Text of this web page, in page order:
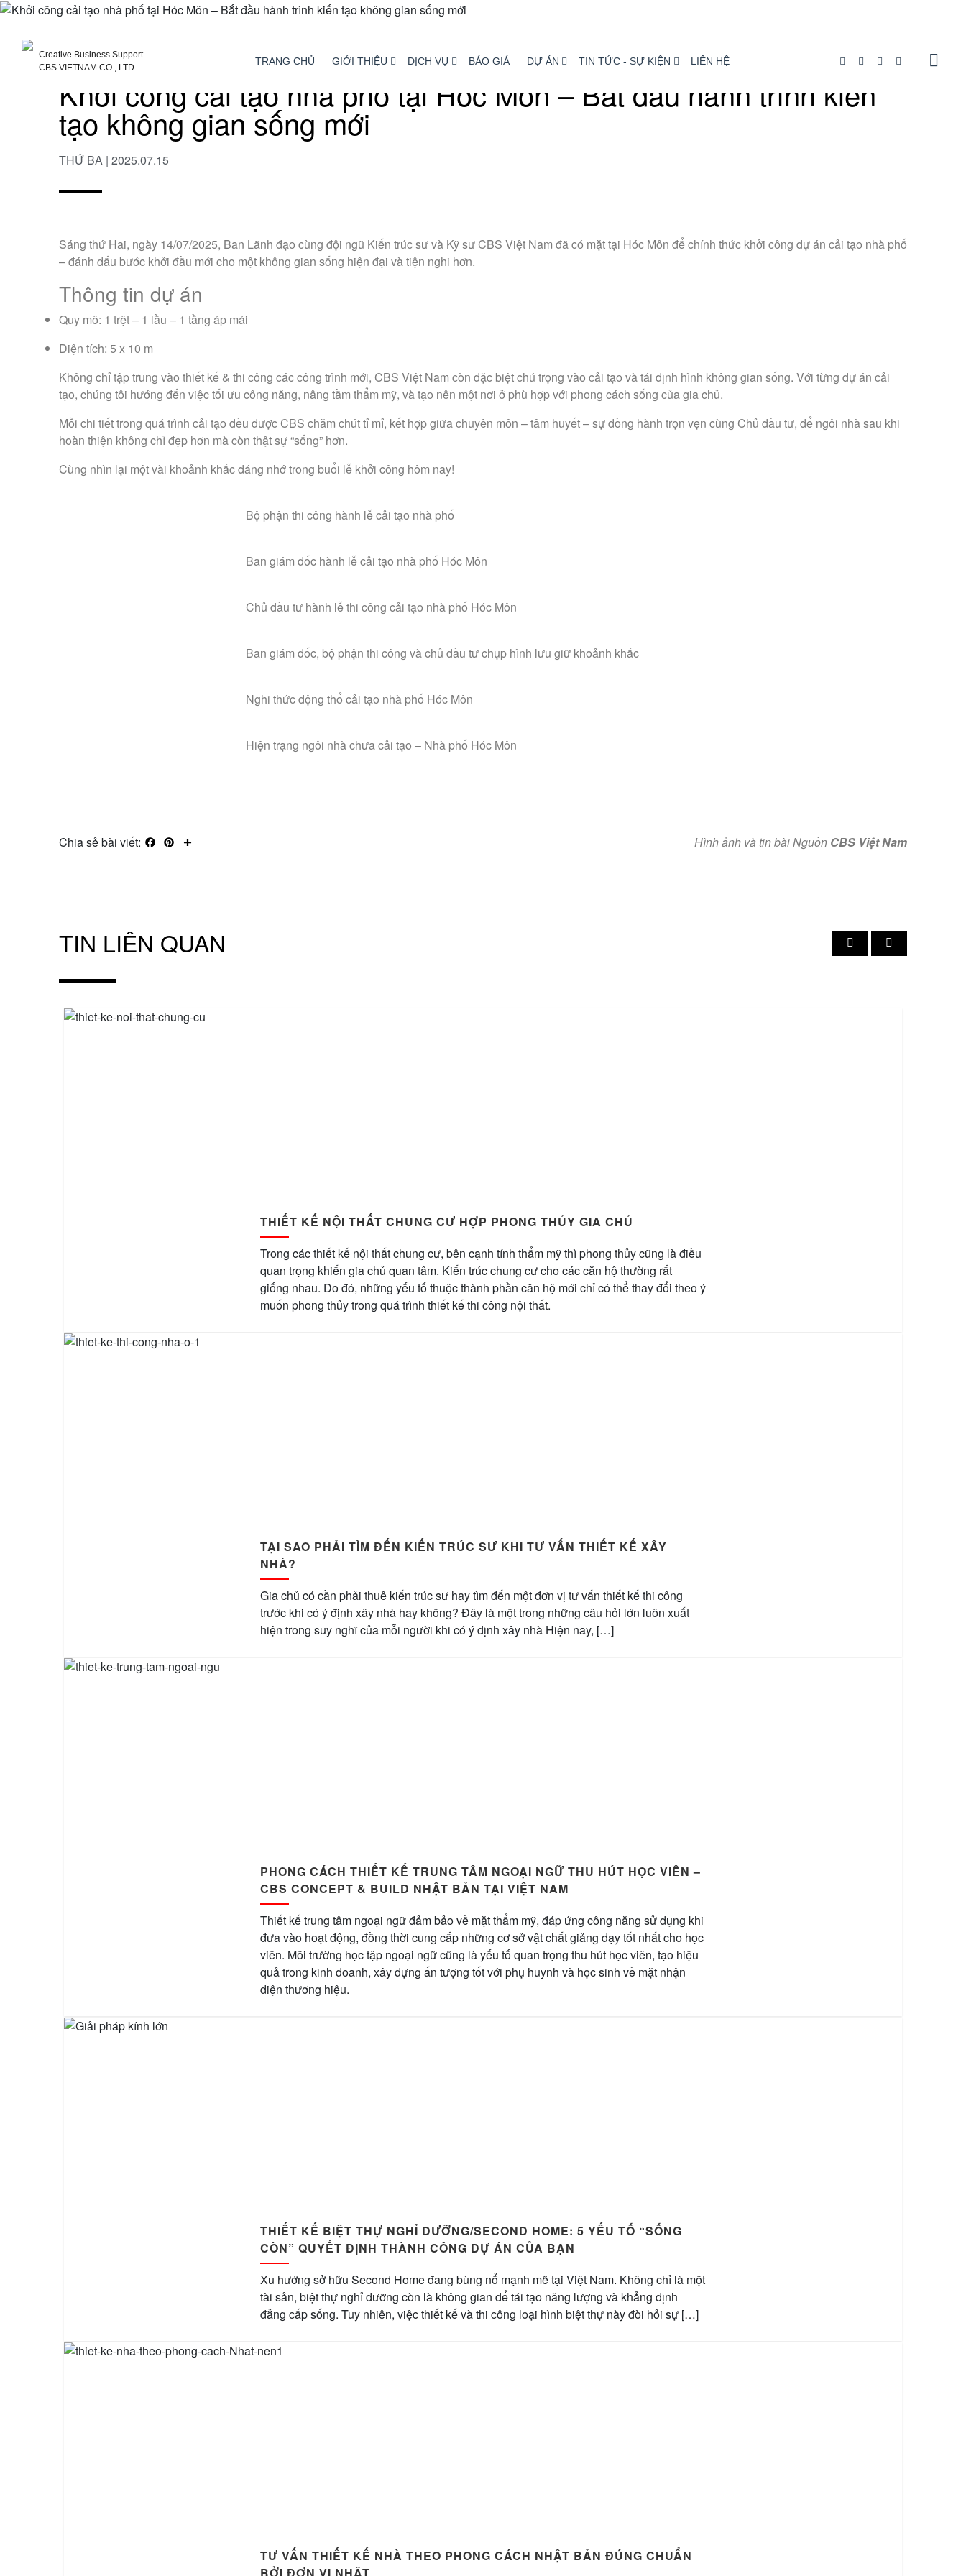
Creative Business Support
CBS VIETNAM CO., LTD.
TRANG CHỦ GIỚI THIỆU DỊCH VỤ BÁO GIÁ DỰ ÁN TIN TỨC - SỰ KIỆN LIÊN HỆ
Khởi công cải tạo nhà phố tại Hóc Môn – Bắt đầu hành trình kiến
tạo không gian sống mới
THỨ BA | 2025.07.15
Sáng thứ Hai, ngày 14/07/2025, Ban Lãnh đạo cùng đội ngũ Kiến trúc sư và Kỹ sư CBS Việt Nam đã có mặt tại Hóc Môn để chính thức khởi công dự án cải tạo nhà phố
– đánh dấu bước khởi đầu mới cho một không gian sống hiện đại và tiện nghi hơn.
Thông tin dự án
Quy mô: 1 trệt – 1 lầu – 1 tầng áp mái
Diện tích: 5 x 10 m
Không chỉ tập trung vào thiết kế & thi công các công trình mới, CBS Việt Nam còn đặc biệt chú trọng vào cải tạo và tái định hình không gian sống. Với từng dự án cải
tạo, chúng tôi hướng đến việc tối ưu công năng, nâng tầm thẩm mỹ, và tạo nên một nơi ở phù hợp với phong cách sống của gia chủ.
Mỗi chi tiết trong quá trình cải tạo đều được CBS chăm chút tỉ mỉ, kết hợp giữa chuyên môn – tâm huyết – sự đồng hành trọn vẹn cùng Chủ đầu tư, để ngôi nhà sau khi
hoàn thiện không chỉ đẹp hơn mà còn thật sự “sống” hơn.
Cùng nhìn lại một vài khoảnh khắc đáng nhớ trong buổi lễ khởi công hôm nay!
Bộ phận thi công hành lễ cải tạo nhà phố
Ban giám đốc hành lễ cải tạo nhà phố Hóc Môn
Chủ đầu tư hành lễ thi công cải tạo nhà phố Hóc Môn
Ban giám đốc, bộ phận thi công và chủ đầu tư chụp hình lưu giữ khoảnh khắc
Nghi thức động thổ cải tạo nhà phố Hóc Môn
Hiện trạng ngôi nhà chưa cải tạo – Nhà phố Hóc Môn
Chia sẻ bài viết: FacebookPinterest Hình ảnh và tin bài Nguồn CBS Việt Nam
TIN LIÊN QUAN
THIẾT KẾ NỘI THẤT CHUNG CƯ HỢP PHONG THỦY GIA CHỦ
Trong các thiết kế nội thất chung cư, bên cạnh tính thẩm mỹ thì phong thủy cũng là điều
quan trọng khiến gia chủ quan tâm. Kiến trúc chung cư cho các căn hộ thường rất
giống nhau. Do đó, những yếu tố thuộc thành phần căn hộ mới chỉ có thể thay đổi theo ý
muốn phong thủy trong quá trình thiết kế thi công nội thất.
TẠI SAO PHẢI TÌM ĐẾN KIẾN TRÚC SƯ KHI TƯ VẤN THIẾT KẾ XÂY
NHÀ?
Gia chủ có cần phải thuê kiến trúc sư hay tìm đến một đơn vị tư vấn thiết kế thi công
trước khi có ý định xây nhà hay không? Đây là một trong những câu hỏi lớn luôn xuất
hiện trong suy nghĩ của mỗi người khi có ý định xây nhà Hiện nay, […]
PHONG CÁCH THIẾT KẾ TRUNG TÂM NGOẠI NGỮ THU HÚT HỌC VIÊN –
CBS CONCEPT & BUILD NHẬT BẢN TẠI VIỆT NAM
Thiết kế trung tâm ngoại ngữ đảm bảo về mặt thẩm mỹ, đáp ứng công năng sử dụng khi
đưa vào hoạt động, đồng thời cung cấp những cơ sở vật chất giảng dạy tốt nhất cho học
viên. Môi trường học tập ngoại ngữ cũng là yếu tố quan trọng thu hút học viên, tạo hiệu
quả trong kinh doanh, xây dựng ấn tượng tốt với phụ huynh và học sinh về mặt nhận
diện thương hiệu.
THIẾT KẾ BIỆT THỰ NGHỈ DƯỠNG/SECOND HOME: 5 YẾU TỐ “SỐNG
CÒN” QUYẾT ĐỊNH THÀNH CÔNG DỰ ÁN CỦA BẠN
Xu hướng sở hữu Second Home đang bùng nổ mạnh mẽ tại Việt Nam. Không chỉ là một
tài sản, biệt thự nghỉ dưỡng còn là không gian để tái tạo năng lượng và khẳng định
đẳng cấp sống. Tuy nhiên, việc thiết kế và thi công loại hình biệt thự này đòi hỏi sự […]
TƯ VẤN THIẾT KẾ NHÀ THEO PHONG CÁCH NHẬT BẢN ĐÚNG CHUẨN
BỞI ĐƠN VỊ NHẬT